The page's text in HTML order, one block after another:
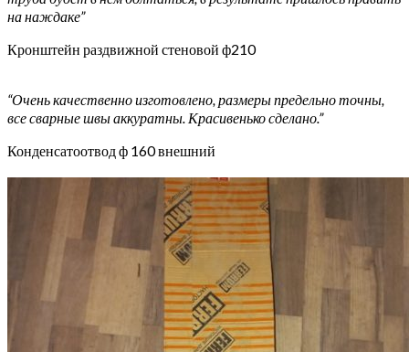
на наждаке”
Кронштейн раздвижной стеновой ф210
“Очень качественно изготовлено, размеры предельно точны,
все сварные швы аккуратны. Красивенько сделано.”
Конденсатоотвод ф 160 внешний